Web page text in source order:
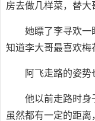
房去做几样菜，替大
她瞟了李寻欢一
知道李大哥最喜欢梅
阿飞走路的姿势
他以前走路时身
虽然都有一定的距离